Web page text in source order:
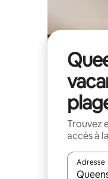
Trouvez
accès à
Adresse